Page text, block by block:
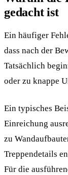
gedacht ist
Ein häufiger
dass nach der
Tatsächlich
oder zu knappe
Ein typisches
Einreichung
zu
Treppendetails
Für die